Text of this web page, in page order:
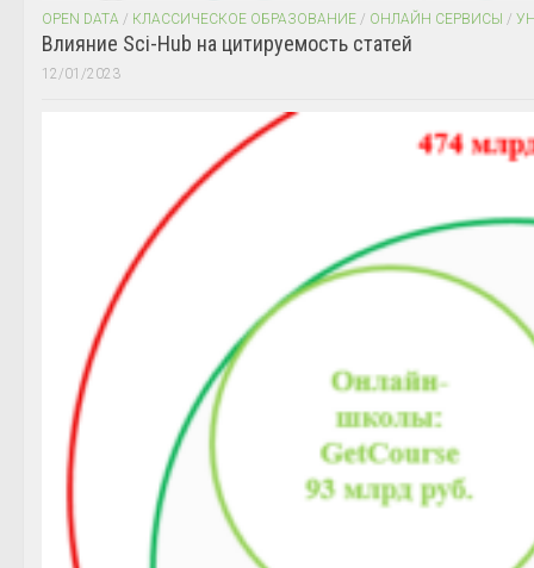
OPEN DATA / КЛАССИЧЕСКОЕ ОБРАЗОВАНИЕ / ОНЛАЙН СЕРВИСЫ /
Влияние Sci-Hub на цитируемость статей
12/01/2023